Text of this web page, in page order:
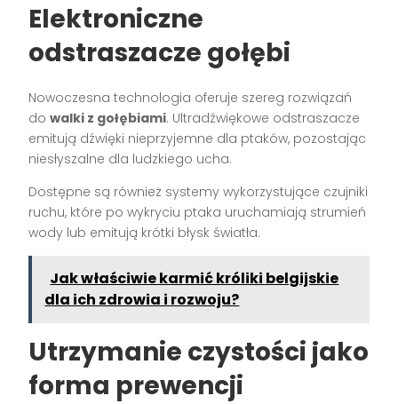
Elektroniczne
odstraszacze gołębi
Nowoczesna technologia oferuje szereg rozwiązań
dowalki z gołębiami. Ultradźwiękowe odstraszacze
emitują dźwięki nieprzyjemne dla ptaków, pozostając
niesłyszalne dla ludzkiego ucha.
Dostępne są również systemy wykorzystujące czujniki
ruchu, które po wykryciu ptaka uruchamiają strumień
wody lub emitują krótki błysk światła.
Jak właściwie karmić króliki belgijskie
dla ich zdrowia i rozwoju?
Utrzymanie czystości jako
forma prewencji